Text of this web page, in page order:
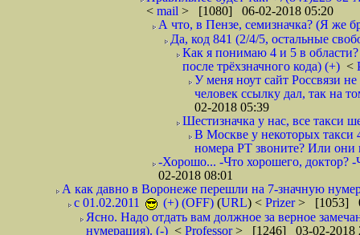
< mail > [1080] 06-02-2018 05:20
А что, в Пензе, семизначка? (Я же
Да, код 841 (2/4/5, остальные
Как я понимаю 4 и 5 в
после трёхзначного кода) (+) <
У меня ноут сайт Россвязи
человек ссылку дал, так на
02-2018 05:39
Шестизначка у нас, все такси
В Москве у некоторых такси
номера РТ звоните? Или они
-Хорошо... -Что хорошего, доктор?
02-2018 08:01
А как давно в Воронеже перешли на 7-значную
с 01.02.2011
(+) (OFF) (URL) < Prizer> [1053]
Ясно. Надо отдать вам должное за верное
нумерация). (-) < Professor> [1246] 03-02-2018